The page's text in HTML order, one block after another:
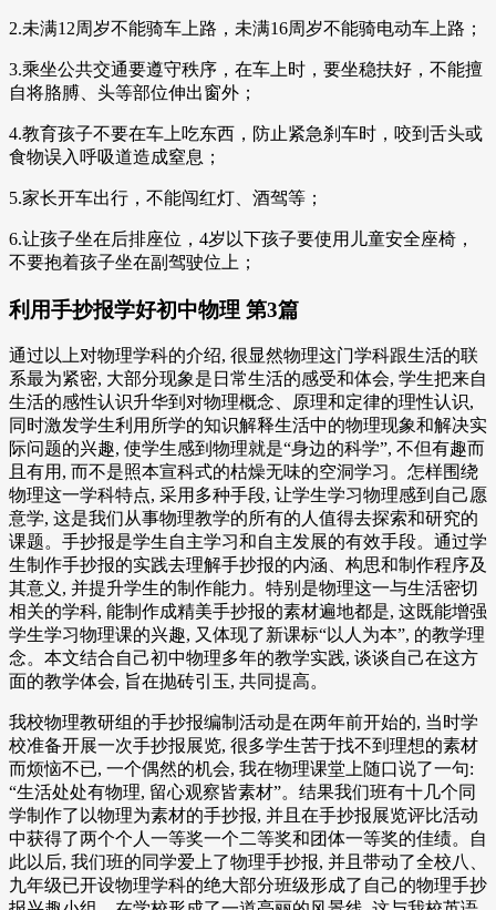
2.未满12周岁不能骑车上路，未满16周岁不能骑电动车上路；
3.乘坐公共交通要遵守秩序，在车上时，要坐稳扶好，不能擅
自将胳膊、头等部位伸出窗外；
4.教育孩子不要在车上吃东西，防止紧急刹车时，咬到舌头或
食物误入呼吸道造成窒息；
5.家长开车出行，不能闯红灯、酒驾等；
6.让孩子坐在后排座位，4岁以下孩子要使用儿童安全座椅，
不要抱着孩子坐在副驾驶位上；
利用手抄报学好初中物理 第3篇
通过以上对物理学科的介绍, 很显然物理这门学科跟生活的联
系最为紧密, 大部分现象是日常生活的感受和体会, 学生把来自
生活的感性认识升华到对物理概念、原理和定律的理性认识,
同时激发学生利用所学的知识解释生活中的物理现象和解决实
际问题的兴趣, 使学生感到物理就是“身边的科学”, 不但有趣而
且有用, 而不是照本宣科式的枯燥无味的空洞学习。怎样围绕
物理这一学科特点, 采用多种手段, 让学生学习物理感到自己愿
意学, 这是我们从事物理教学的所有的人值得去探索和研究的
课题。手抄报是学生自主学习和自主发展的有效手段。通过学
生制作手抄报的实践去理解手抄报的内涵、构思和制作程序及
其意义, 并提升学生的制作能力。特别是物理这一与生活密切
相关的学科, 能制作成精美手抄报的素材遍地都是, 这既能增强
学生学习物理课的兴趣, 又体现了新课标“以人为本”, 的教学理
念。本文结合自己初中物理多年的教学实践, 谈谈自己在这方
面的教学体会, 旨在抛砖引玉, 共同提高。
我校物理教研组的手抄报编制活动是在两年前开始的, 当时学
校准备开展一次手抄报展览, 很多学生苦于找不到理想的素材
而烦恼不已, 一个偶然的机会, 我在物理课堂上随口说了一句:
“生活处处有物理, 留心观察皆素材”。结果我们班有十几个同
学制作了以物理为素材的手抄报, 并且在手抄报展览评比活动
中获得了两个个人一等奖一个二等奖和团体一等奖的佳绩。自
此以后, 我们班的同学爱上了物理手抄报, 并且带动了全校八、
九年级已开设物理学科的绝大部分班级形成了自己的物理手抄